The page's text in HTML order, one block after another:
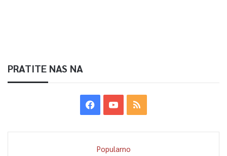
PRATITE NAS NA
Popularno